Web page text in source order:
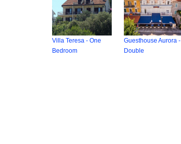
Villa Teresa - One
Bedroom
Guesthouse Aurora -
Double